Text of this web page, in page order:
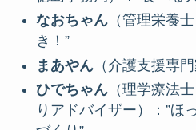
なおちゃん（管理栄養
き！”
まあやん（介護支援専
ひでちゃん（理学療法
りアドバイザー）：”ほ